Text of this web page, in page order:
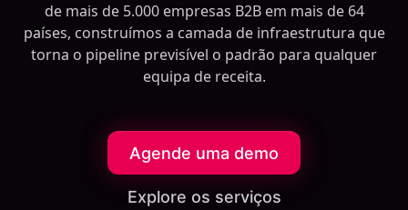
de mais de 5.000 empresas B2B em mais de 64
países, construímos a camada de infraestrutura que
torna o pipeline previsível o padrão para qualquer
equipa de receita.
Agende uma demo
Explore os serviços